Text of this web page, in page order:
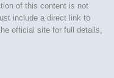
of this content is not
include a direct link to
official site for full details,